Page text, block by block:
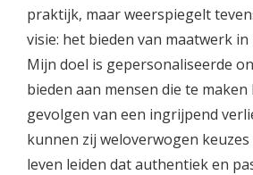
praktijk, maar weerspiegelt
visie: het bieden van maatwerk
Mijn doel is gepersonaliseerde
bieden aan mensen die te
gevolgen van een ingrijpend
kunnen zij weloverwogen keuzes
leven leiden dat authentiek en